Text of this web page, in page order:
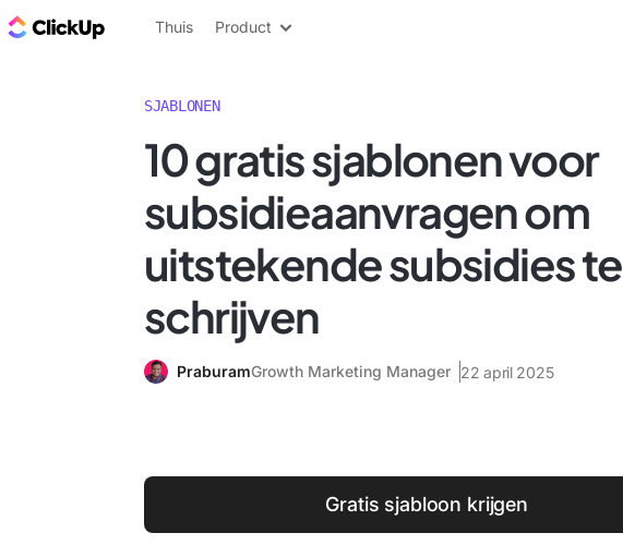
ClickUp Blog
Thuis Product
SJABLONEN
10 gratis sjablonen voor
subsidieaanvragen om
uitstekende subsidies te
schrijven
PraburamGrowth Marketing Manager 22 april 2025
Gratis sjabloon krijgen